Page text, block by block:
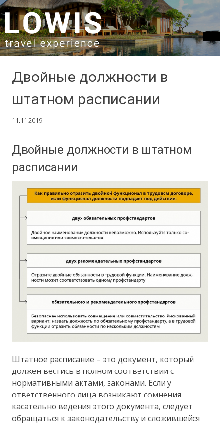
SKIP TO CONTENT
Двойные должности в
штатном расписании
11.11.2019
Двойные должности в штатном
расписании
Штатное расписание – это документ, который
должен вестись в полном соответствии с
нормативными актами, законами. Если у
ответственного лица возникают сомнения
касательно ведения этого документа, следует
обращаться к законодательству и сложившейся